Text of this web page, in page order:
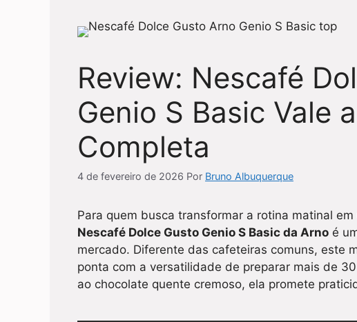
Review: Nescafé
Genio S Basic Vale
Completa
4 de fevereiro de 2026 Por Bruno Albuquerque
Para quem busca transformar a rotina matinal
Nescafé Dolce Gusto Genio S Basic da Arno é
mercado. Diferente das cafeteiras comuns, este
ponta com a versatilidade de preparar mais de
ao chocolate quente cremoso, ela promete